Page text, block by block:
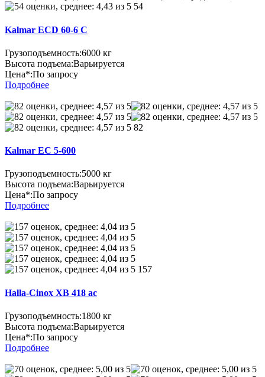
54
Kalmar ECD 60-6 C
Грузоподъемность:6000 кг
Высота подъема:Варьируется
Цена*:По запросу
Подробнее
82
Kalmar EC 5-600
Грузоподъемность:5000 кг
Высота подъема:Варьируется
Цена*:По запросу
Подробнее
157
Halla-Cinox XB 418 ac
Грузоподъемность:1800 кг
Высота подъема:Варьируется
Цена*:По запросу
Подробнее